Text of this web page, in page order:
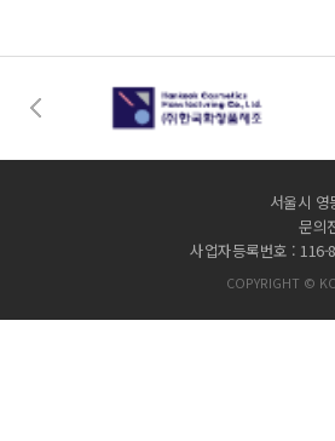
서울시
문의
사업자등록번호 :
COPYRIGHT ©